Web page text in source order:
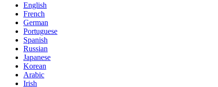
English
French
German
Portuguese
Spanish
Russian
Japanese
Korean
Arabic
Irish